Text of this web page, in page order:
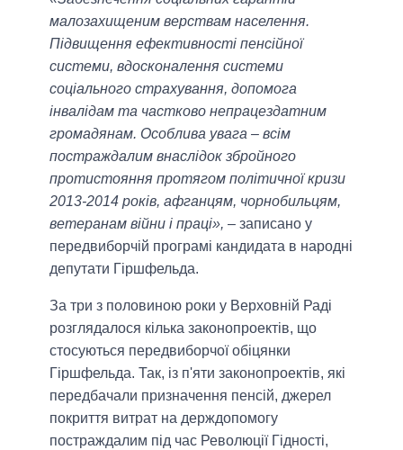
малозахищеним верствам населення.
Підвищення ефективності пенсійної
системи, вдосконалення системи
соціального страхування, допомога
інвалідам та частково непрацездатним
громадянам. Особлива увага – всім
постраждалим внаслідок збройного
протистояння протягом політичної кризи
2013-2014 років, афганцям, чорнобильцям,
ветеранам війни і праці», – записано у
передвиборчій програмі кандидата в народні
депутати Гіршфельда.
За три з половиною роки у Верховній Раді
розглядалося кілька законопроектів, що
стосуються передвиборчої обіцянки
Гіршфельда. Так, із п'яти законопроектів, які
передбачали призначення пенсій, джерел
покриття витрат на держдопомогу
постраждалим під час Революції Гідності,